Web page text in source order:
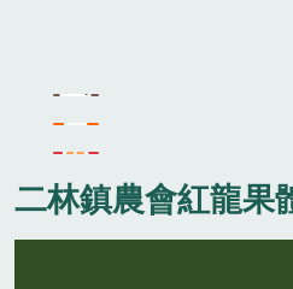
二林鎮農會紅龍果